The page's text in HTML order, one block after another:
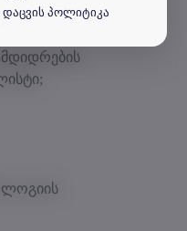
პოლიტიკა